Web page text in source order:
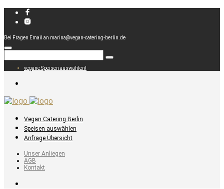
Bei Fragen Email an marina@vegan-catering-berlin.de
vegane Speisen auswählen!
Vegan Catering Berlin
Speisen auswählen
Anfrage Übersicht
Unser Anliegen
AGB
Kontakt